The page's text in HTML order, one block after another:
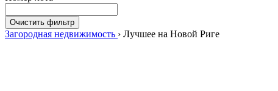
Очистить фильтр
Загородная недвижимость › Лучшее на Новой Риге